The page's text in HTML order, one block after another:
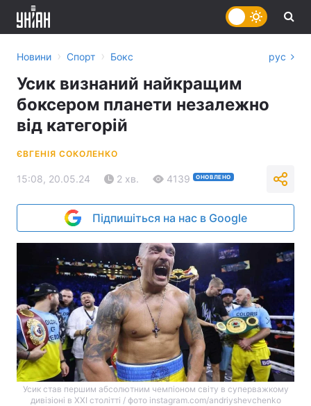
Новини › Спорт › Бокс рус
Усик визнаний найкращим
боксером планети незалежно
від категорій
ЄВГЕНІЯ СОКОЛЕНКО
15:08, 20.05.24 2 хв. 4139 ОНОВЛЕНО
Підпишіться на нас в Google
Усик став першим абсолютним чемпіоном світу в суперважкому
дивізіоні в XXI столітті / фото instagram.com/andriyshevchenko